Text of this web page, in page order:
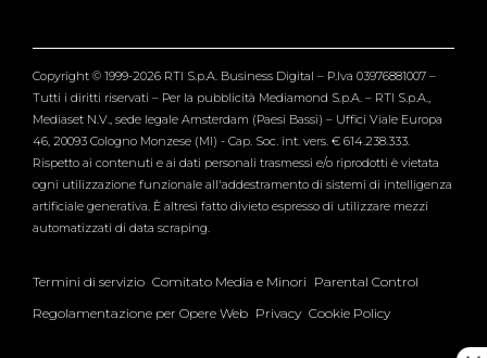
Verissimo
Copyright © 1999-2026 RTI S.p.A. Business Digital – P.Iva 03976881007 –
Tutti i diritti riservati – Per la pubblicità Mediamond S.p.A. – RTI S.p.A.,
Mediaset N.V., sede legale Amsterdam (Paesi Bassi) – Uffici Viale Europa
46, 20093 Cologno Monzese (MI) - Cap. Soc. int. vers. € 614.238.333.
Rispetto ai contenuti e ai dati personali trasmessi e/o riprodotti è vietata
ogni utilizzazione funzionale all'addestramento di sistemi di intelligenza
artificiale generativa. È altresì fatto divieto espresso di utilizzare mezzi
automatizzati di data scraping.
Termini di servizio Comitato Media e Minori Parental Control
Regolamentazione per Opere Web Privacy Cookie Policy